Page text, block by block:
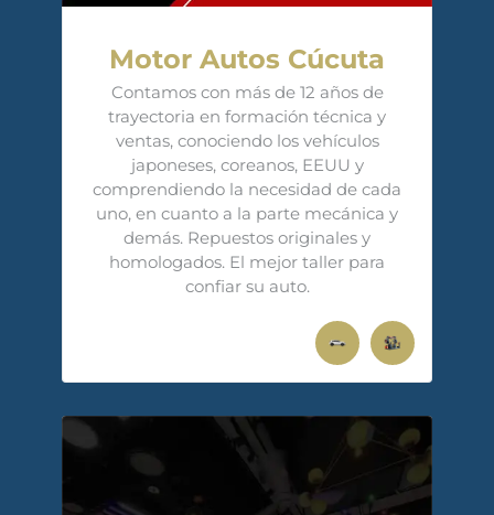
Motor Autos Cúcuta
Contamos con más de 12 años de
trayectoria en formación técnica y
ventas, conociendo los vehículos
japoneses, coreanos, EEUU y
comprendiendo la necesidad de cada
uno, en cuanto a la parte mecánica y
demás. Repuestos originales y
homologados. El mejor taller para
confiar su auto.